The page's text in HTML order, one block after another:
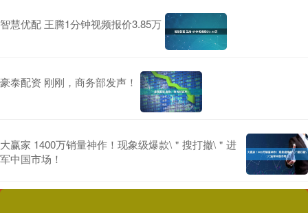
智慧优配 王腾1分钟视频报价3.85万
豪泰配资 刚刚，商务部发声！
大赢家 1400万销量神作！现象级爆款\＂搜打撤\＂进
军中国市场！